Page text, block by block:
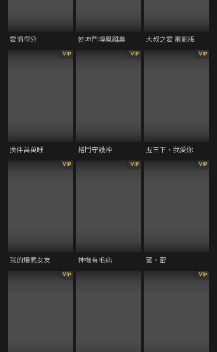
愛情得分 乾坤鬥轉鳳離巢 大叔之愛 電影版
VIP
換伴萬萬睡
VIP
格鬥守護神
VIP
握三下，我愛你
VIP
我的爆氣女友
VIP
神機有毛病
VIP
蜜‧密
VIP VIP